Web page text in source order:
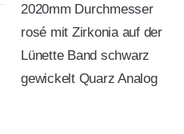
2020mm Durchmesser
rosé mit Zirkonia auf der
Lünette Band schwarz
gewickelt Quarz Analog